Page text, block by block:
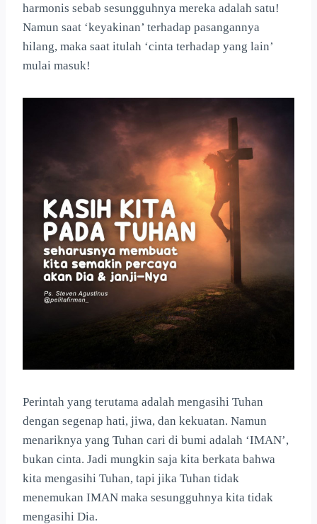
harmonis sebab sesungguhnya mereka adalah satu!
Namun saat ‘keyakinan’ terhadap pasangannya
hilang, maka saat itulah ‘cinta terhadap yang lain’
mulai masuk!
Perintah yang terutama adalah mengasihi Tuhan
dengan segenap hati, jiwa, dan kekuatan. Namun
menariknya yang Tuhan cari di bumi adalah ‘IMAN’,
bukan cinta. Jadi mungkin saja kita berkata bahwa
kita mengasihi Tuhan, tapi jika Tuhan tidak
menemukan IMAN maka sesungguhnya kita tidak
mengasihi Dia.